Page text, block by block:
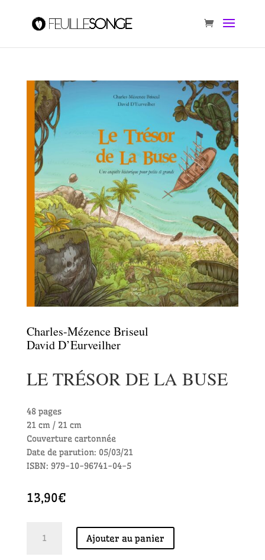
Charles-Mézence Briseul
David D’Eurveilher
LE TRÉSOR DE LA BUSE
48 pages
21 cm / 21 cm
Couverture cartonnée
Date de parution: 05/03/21
ISBN: 979-10-96741-04-5
13,90€
Ajouter au panier